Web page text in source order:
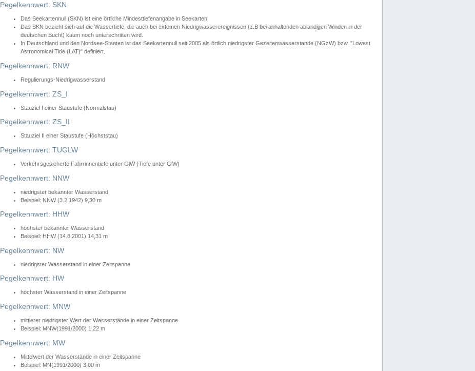
Pegelkennwert: SKN
Das Seekartennull (SKN) ist eine örtliche Mindesttiefenangabe in Seekarten.
Das SKN bezieht sich auf die Wassertiefe, die auch bei extemen Niedrigwasserereignissen (z.B bei anhaltenden ablandigen Winden in der
deutschen Bucht) kaum noch unterschritten wird.
In Deutschland und den Nordsee-Staaten ist das Seekartennull seit 2005 als örtlich niedrigster Gezeitenwasserstande (NGzW) bzw. "Lowest
Astronomical Tide (LAT)" definiert.
Pegelkennwert: RNW
Regulierungs-Niedrigwasserstand
Pegelkennwert: ZS_I
Stauziel I einer Staustufe (Normalstau)
Pegelkennwert: ZS_II
Stauziel II einer Staustufe (Höchststau)
Pegelkennwert: TUGLW
Verkehrsgesicherte Fahrrinnentiefe unter GlW (Tiefe unter GlW)
Pegelkennwert: NNW
niedrigster bekannter Wasserstand
Beispiel: NNW (3.2.1942) 9,30 m
Pegelkennwert: HHW
höchster bekannter Wasserstand
Beispiel: HHW (14.8.2001) 14,31 m
Pegelkennwert: NW
niedrigster Wasserstand in einer Zeitspanne
Pegelkennwert: HW
höchster Wasserstand in einer Zeitspanne
Pegelkennwert: MNW
mittlerer niedrigster Wert der Wasserstände in einer Zeitspanne
Beispiel: MNW(1991/2000) 1,22 m
Pegelkennwert: MW
Mittelwert der Wasserstände in einer Zeitspanne
Beispiel: MN(1991/2000) 3,00 m